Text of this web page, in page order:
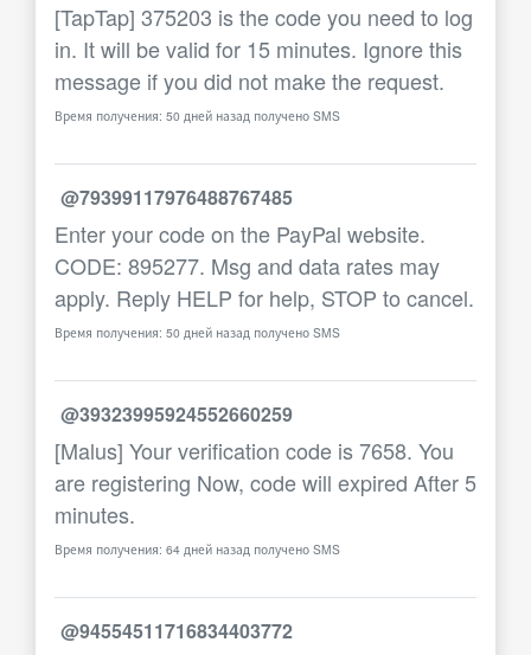
[TapTap] 375203 is the code you need to log
in. It will be valid for 15 minutes. Ignore this
message if you did not make the request.
Время получения: 50 дней назад получено SMS
@79399117976488767485
Enter your code on the PayPal website.
CODE: 895277. Msg and data rates may
apply. Reply HELP for help, STOP to cancel.
Время получения: 50 дней назад получено SMS
@39323995924552660259
[Malus] Your verification code is 7658. You
are registering Now, code will expired After 5
minutes.
Время получения: 64 дней назад получено SMS
@94554511716834403772